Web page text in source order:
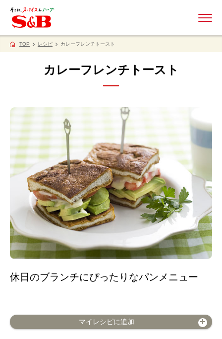
TOP レシピ カレーフレンチトースト
カレーフレンチトースト
休日のブランチにぴったりなパンメニュー
マイレシピに追加